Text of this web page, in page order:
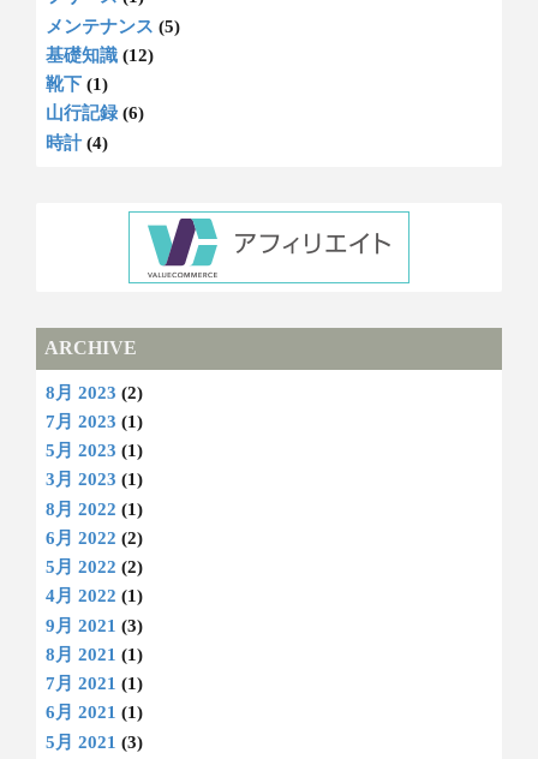
メンテナンス (5)
基礎知識 (12)
靴下 (1)
山行記録 (6)
時計 (4)
ARCHIVE
8月 2023 (2)
7月 2023 (1)
5月 2023 (1)
3月 2023 (1)
8月 2022 (1)
6月 2022 (2)
5月 2022 (2)
4月 2022 (1)
9月 2021 (3)
8月 2021 (1)
7月 2021 (1)
6月 2021 (1)
5月 2021 (3)